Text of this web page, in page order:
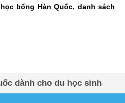
bổng Hàn Quốc, danh sách
dành cho du học sinh